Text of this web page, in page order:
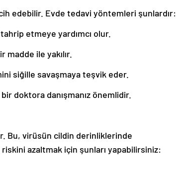
edebilir. Evde tedavi yöntemleri şunlardır:
etmeye yardımcı olur.
ile yakılır.
siğille savaşmaya teşvik eder.
doktora danışmanız önemlidir.
Bu, virüsün cildin derinliklerinde
azaltmak için şunları yapabilirsiniz: